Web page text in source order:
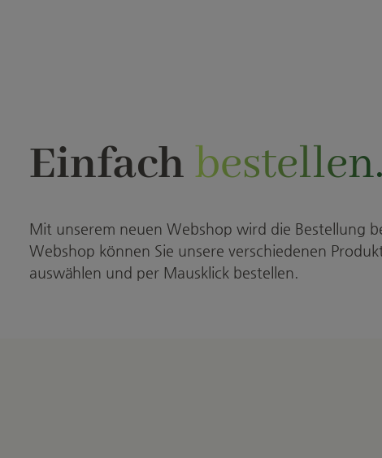
Einfach bestellen.
Mit unserem neuen Webshop wird die Bestellung
Webshop können Sie unsere verschiedenen
auswählen und per Mausklick bestellen.